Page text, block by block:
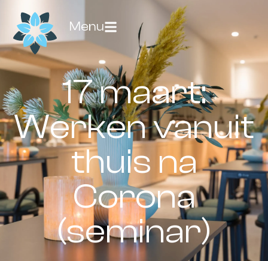
Menu
17 maart:
Werken vanuit
thuis na
Corona
(seminar)